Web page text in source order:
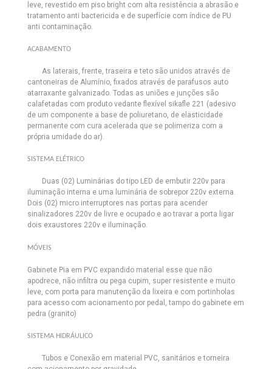
leve, revestido em piso bright com alta resistência a abrasão e
tratamento anti bactericida e de superfície com índice de PU
anti contaminação.
ACABAMENTO
As laterais, frente, traseira e teto são unidos através de
cantoneiras de Alumínio, fixados através de parafusos auto
atarraxante galvanizado. Todas as uniões e junções são
calafetadas com produto vedante flexível sikafle 221 (adesivo
de um componente a base de poliuretano, de elasticidade
permanente com cura acelerada que se polimeriza com a
própria umidade do ar).
SISTEMA ELÉTRICO
Duas (02) Luminárias do tipo LED de embutir 220v para
iluminação interna e uma luminária de sobrepor 220v externa.
Dois (02) micro interruptores nas portas para acender
sinalizadores 220v de livre e ocupado e ao travar a porta ligar
dois exaustores 220v e iluminação.
MÓVEIS
Gabinete Pia em PVC expandido material esse que não
apodrece, não infiltra ou pega cupim, super resistente e muito
leve, com porta para manutenção da lixeira e com portinholas
para acesso com acionamento por pedal, tampo do gabinete em
pedra (granito)
SISTEMA HIDRÁULICO
Tubos e Conexão em material PVC, sanitários e torneira